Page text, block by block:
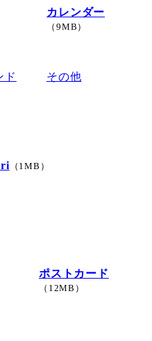
カレンダー
（9MB）
ド その他
（1MB）
ポストカード
（12MB）